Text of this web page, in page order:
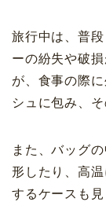
旅行中は、普
ーの紛失や破
が、食事の際
シュに包み、
また、バッグ
形したり、高
するケースも